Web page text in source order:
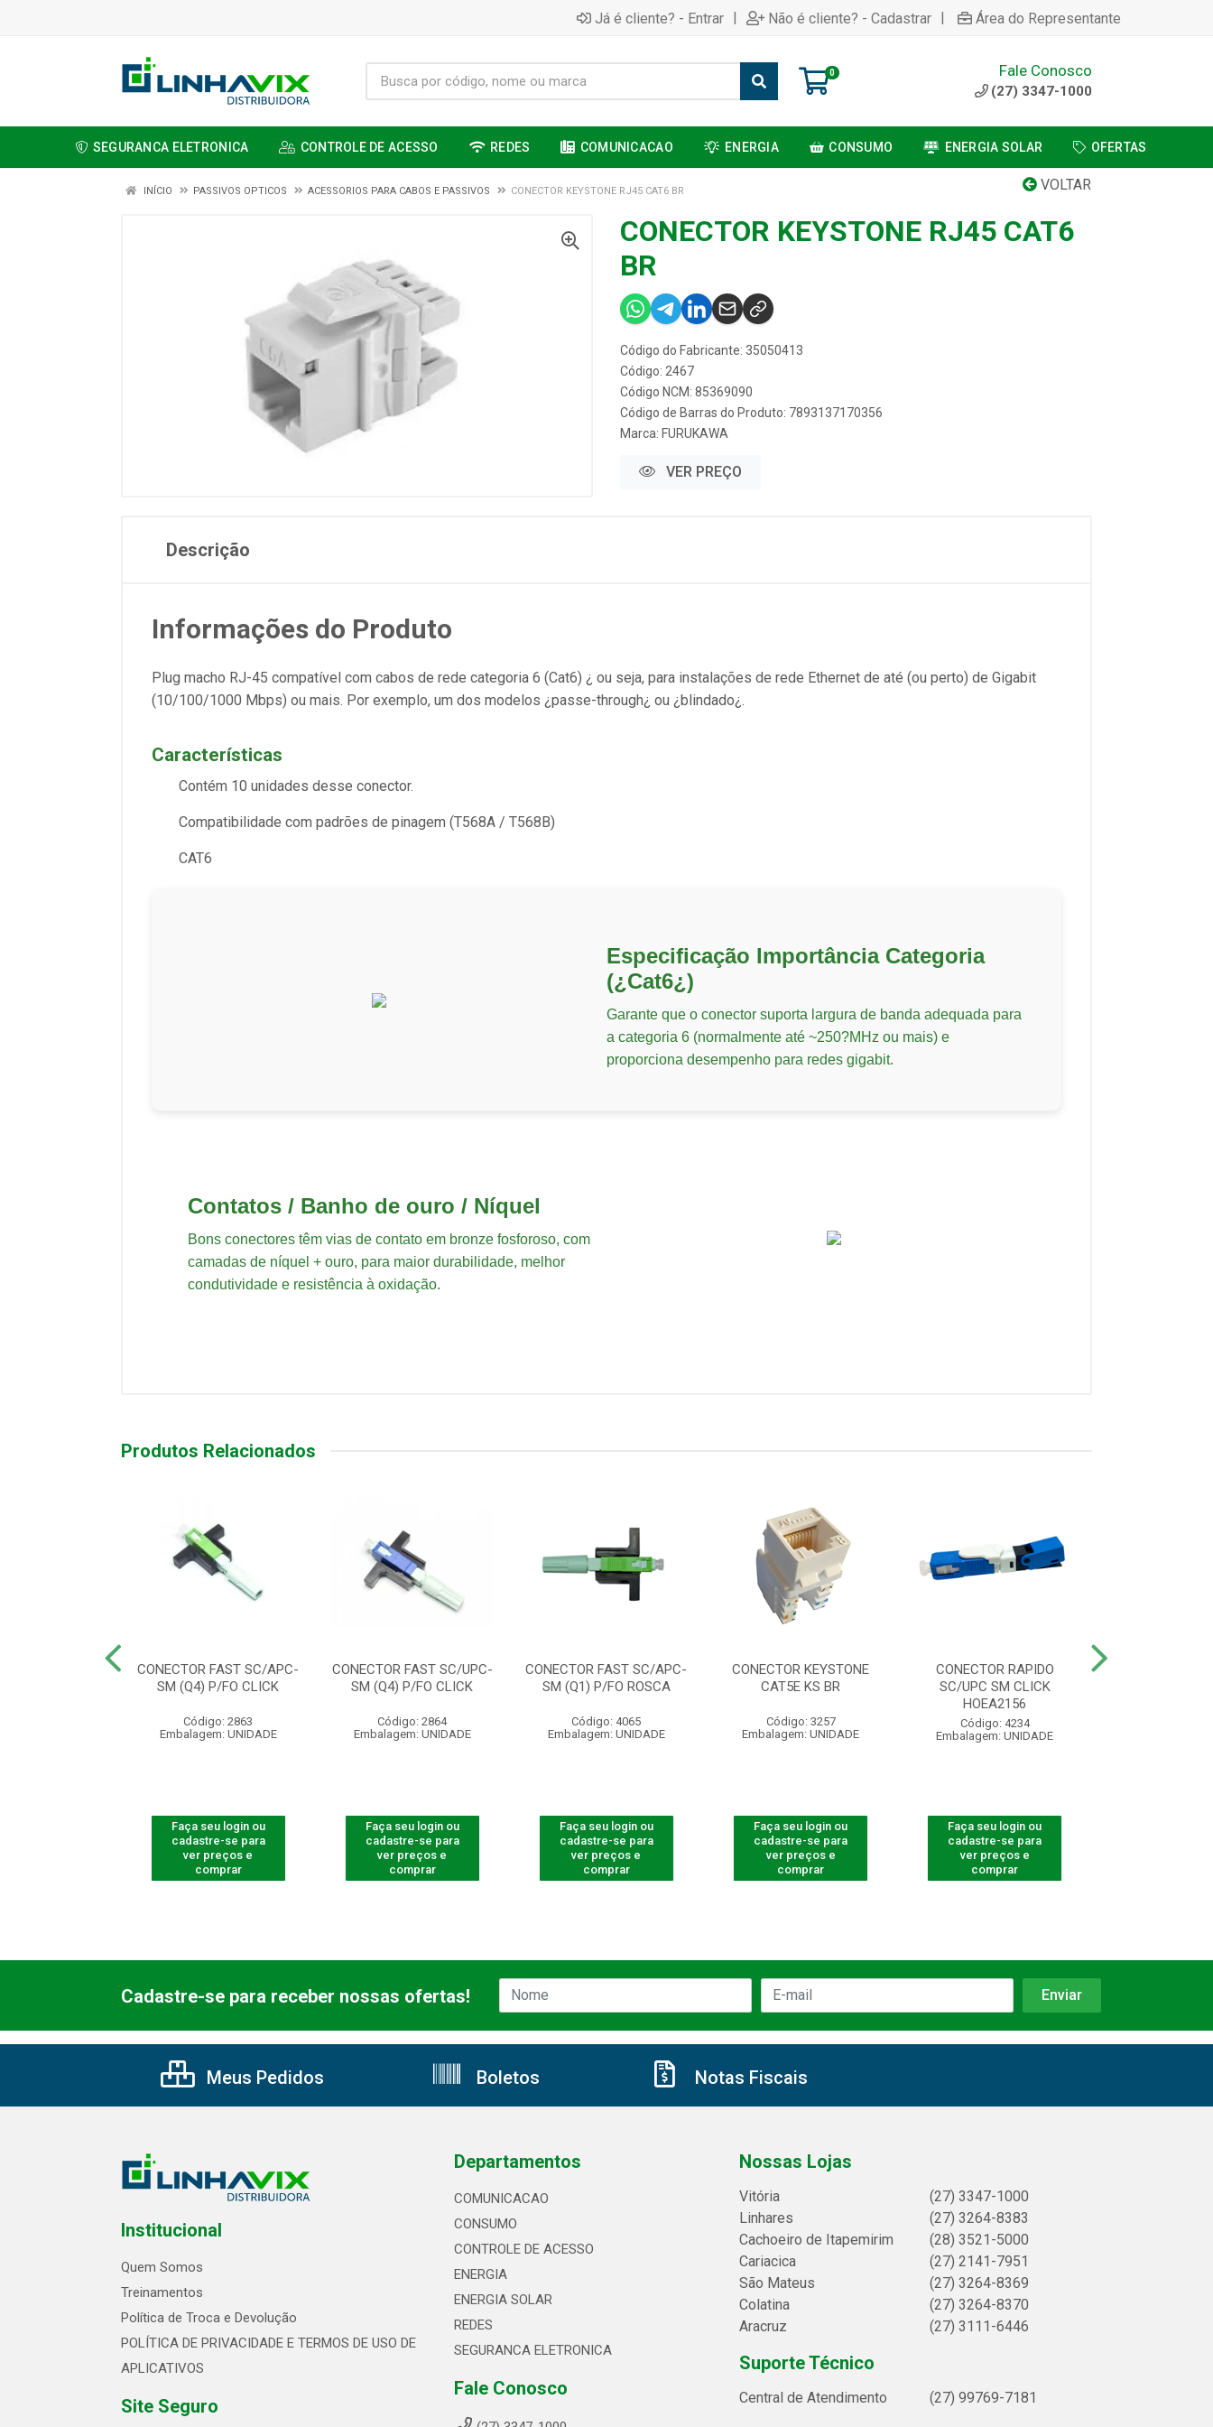
Já é cliente? - Entrar | Não é cliente? - Cadastrar | Área do Representante
0 Fale Conosco
(27) 3347-1000
SEGURANCA ELETRONICA CONTROLE DE ACESSO REDES COMUNICACAO ENERGIA CONSUMO ENERGIA SOLAR OFERTAS
VOLTAR
INÍCIO PASSIVOS OPTICOS ACESSORIOS PARA CABOS E PASSIVOS CONECTOR KEYSTONE RJ45 CAT6 BR
CONECTOR KEYSTONE RJ45 CAT6
BR
Código do Fabricante: 35050413
Código: 2467
Código NCM: 85369090
Código de Barras do Produto: 7893137170356
Marca: FURUKAWA
VER PREÇO
Descrição
Informações do Produto
Plug macho RJ-45 compatível com cabos de rede categoria 6 (Cat6) ¿ ou seja, para instalações de rede Ethernet de até (ou perto) de Gigabit
(10/100/1000 Mbps) ou mais. Por exemplo, um dos modelos ¿passe-through¿ ou ¿blindado¿.
Características
Contém 10 unidades desse conector.
Compatibilidade com padrões de pinagem (T568A / T568B)
CAT6
Especificação Importância Categoria
(¿Cat6¿)
Garante que o conector suporta largura de banda adequada para
a categoria 6 (normalmente até ~250?MHz ou mais) e
proporciona desempenho para redes gigabit.
Contatos / Banho de ouro / Níquel
Bons conectores têm vias de contato em bronze fosforoso, com
camadas de níquel + ouro, para maior durabilidade, melhor
condutividade e resistência à oxidação.
Produtos Relacionados
CONECTOR FAST SC/APC-
SM (Q4) P/FO CLICK
Código: 2863
Embalagem: UNIDADE
Faça seu login ou
cadastre-se para
ver preços e
comprar
CONECTOR FAST SC/UPC-
SM (Q4) P/FO CLICK
Código: 2864
Embalagem: UNIDADE
Faça seu login ou
cadastre-se para
ver preços e
comprar
CONECTOR FAST SC/APC-
SM (Q1) P/FO ROSCA
Código: 4065
Embalagem: UNIDADE
Faça seu login ou
cadastre-se para
ver preços e
comprar
CONECTOR KEYSTONE
CAT5E KS BR
Código: 3257
Embalagem: UNIDADE
Faça seu login ou
cadastre-se para
ver preços e
comprar
CONECTOR RAPIDO
SC/UPC SM CLICK
HOEA2156
Código: 4234
Embalagem: UNIDADE
Faça seu login ou
cadastre-se para
ver preços e
comprar
Cadastre-se para receber nossas ofertas!
Meus Pedidos Boletos Notas Fiscais
Institucional
Quem Somos
Treinamentos
Política de Troca e Devolução
POLÍTICA DE PRIVACIDADE E TERMOS DE USO DE
APLICATIVOS
Site Seguro
Departamentos
COMUNICACAO
CONSUMO
CONTROLE DE ACESSO
ENERGIA
ENERGIA SOLAR
REDES
SEGURANCA ELETRONICA
Fale Conosco
Nossas Lojas
Vitória
(27) 3347-1000
Linhares
(27) 3264-8383
Cachoeiro de Itapemirim
(28) 3521-5000
Cariacica
(27) 2141-7951
São Mateus
(27) 3264-8369
Colatina
(27) 3264-8370
Aracruz
(27) 3111-6446
Suporte Técnico
Central de Atendimento (27) 99769-7181